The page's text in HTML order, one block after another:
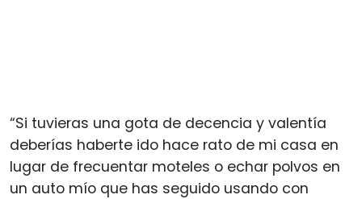
“Si tuvieras una gota de decencia y valentía
deberías haberte ido hace rato de mi casa en
lugar de frecuentar moteles o echar polvos en
un auto mío que has seguido usando con